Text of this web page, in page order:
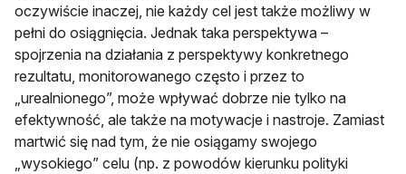
oczywiście inaczej, nie każdy cel jest także możliwy w
pełni do osiągnięcia. Jednak taka perspektywa –
spojrzenia na działania z perspektywy konkretnego
rezultatu, monitorowanego często i przez to
„urealnionego”, może wpływać dobrze nie tylko na
efektywność, ale także na motywacje i nastroje. Zamiast
martwić się nad tym, że nie osiągamy swojego
„wysokiego” celu (np. z powodów kierunku polityki